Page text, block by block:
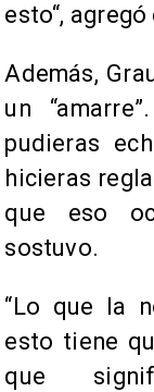
esto“,
Además,
un
pudieras
hicieras
que eso
sostuvo.
“Lo que la
esto tiene
que